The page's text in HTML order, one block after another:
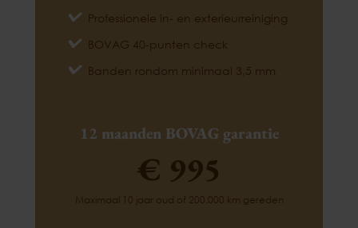
Professionele in- en exterieurreiniging
BOVAG 40-punten check
Banden rondom minimaal 3,5 mm
12 maanden BOVAG garantie
€ 995
Maximaal 10 jaar oud of 200.000 km gereden